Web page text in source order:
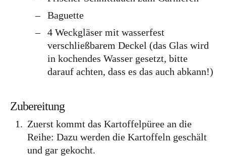
Ungarn
Südeuropa
Griechenland
Spanien
Zypern
Baguette
4 Weckgläser mit wasserfest
verschließbarem Deckel (das Glas wird
in kochendes Wasser gesetzt, bitte
darauf achten, dass es das auch abkann!)
Zubereitung
Zuerst kommt das Kartoffelpüree an die
Reihe: Dazu werden die Kartoffeln geschält
und gar gekocht.